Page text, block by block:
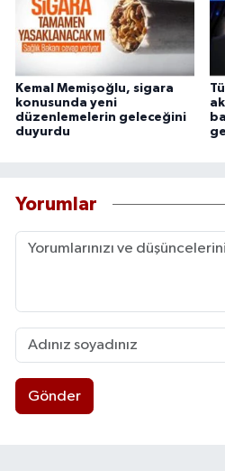
Kemal Memişoğlu, sigara
konusunda yeni
düzenlemelerin geleceğini
duyurdu
Yorumlar
Gönder